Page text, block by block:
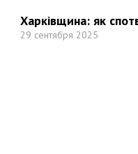
Харківщина: як
29 сентября 2025